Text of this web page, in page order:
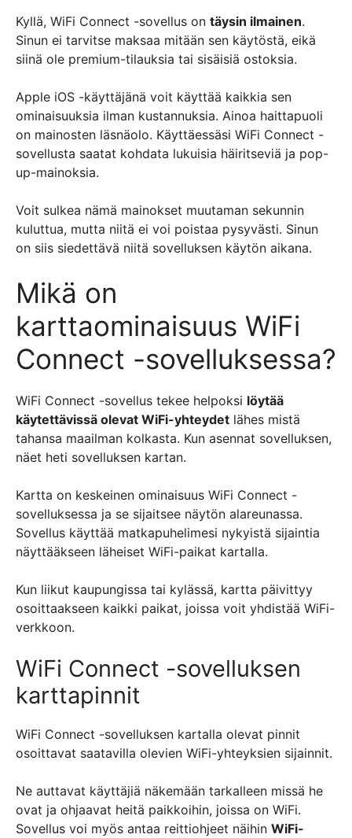
Kyllä, WiFi Connect -sovellus on täysin ilmainen.
Sinun ei tarvitse maksaa mitään sen käytöstä, eikä
siinä ole premium-tilauksia tai sisäisiä ostoksia.
Apple iOS -käyttäjänä voit käyttää kaikkia sen
ominaisuuksia ilman kustannuksia. Ainoa haittapuoli
on mainosten läsnäolo. Käyttäessäsi WiFi Connect -
sovellusta saatat kohdata lukuisia häiritseviä ja pop-
up-mainoksia.
Voit sulkea nämä mainokset muutaman sekunnin
kuluttua, mutta niitä ei voi poistaa pysyvästi. Sinun
on siis siedettävä niitä sovelluksen käytön aikana.
Mikä on
karttaominaisuus WiFi
Connect -sovelluksessa?
WiFi Connect -sovellus tekee helpoksi löytää
käytettävissä olevat WiFi-yhteydet lähes mistä
tahansa maailman kolkasta. Kun asennat sovelluksen,
näet heti sovelluksen kartan.
Kartta on keskeinen ominaisuus WiFi Connect -
sovelluksessa ja se sijaitsee näytön alareunassa.
Sovellus käyttää matkapuhelimesi nykyistä sijaintia
näyttääkseen läheiset WiFi-paikat kartalla.
Kun liikut kaupungissa tai kylässä, kartta päivittyy
osoittaakseen kaikki paikat, joissa voit yhdistää WiFi-
verkkoon.
WiFi Connect -sovelluksen
karttapinnit
WiFi Connect -sovelluksen kartalla olevat pinnit
osoittavat saatavilla olevien WiFi-yhteyksien sijainnit.
Ne auttavat käyttäjiä näkemään tarkalleen missä he
ovat ja ohjaavat heitä paikkoihin, joissa on WiFi.
Sovellus voi myös antaa reittiohjeet näihin WiFi-